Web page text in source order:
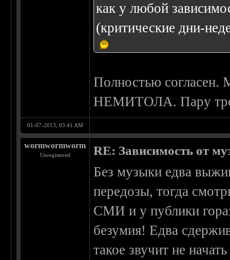
как у любой
(критические дни-
Полностью согласен.
НЕМИТОЛА. Пару
01-07-2013, 03:41 AM
wormwormworm
Unregistered RE: Зависимость от
Без музыки едва
передозы, тогда
СМИ и у публики
безумия! Едва
такое звучит не